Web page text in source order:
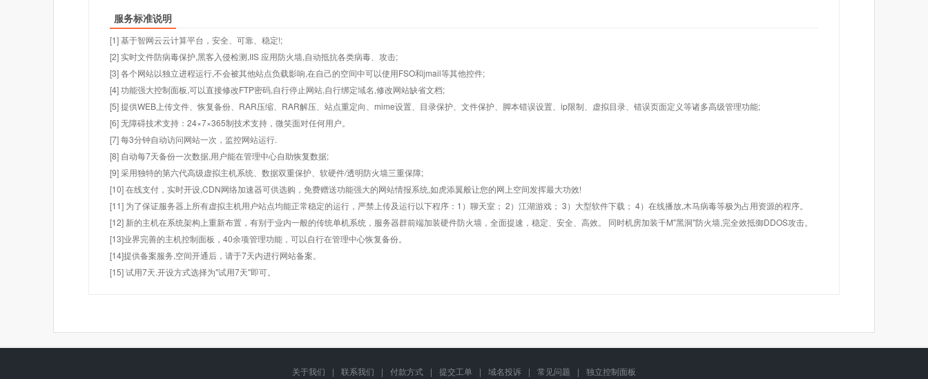
服务标准说明
[1] 基于智网云云计算平台，安全、可靠、稳定!;
[2] 实时文件防病毒保护,黑客入侵检测,IIS 应用防火墙,自动抵抗各类病毒、攻击;
[3] 各个网站以独立进程运行,不会被其他站点负载影响,在自己的空间中可以使用FSO和jmail等其他控件;
[4] 功能强大控制面板,可以直接修改FTP密码,自行停止网站,自行绑定域名,修改网站缺省文档;
[5] 提供WEB上传文件、恢复备份、RAR压缩、RAR解压、站点重定向、mime设置、目录保护、文件保护、脚本错误设置、ip限制、虚拟目录、错误页面定义等诸多高级管理功能;
[6] 无障碍技术支持：24×7×365制技术支持，微笑面对任何用户。
[7] 每3分钟自动访问网站一次，监控网站运行.
[8] 自动每7天备份一次数据,用户能在管理中心自助恢复数据;
[9] 采用独特的第六代高级虚拟主机系统、数据双重保护、软硬件/透明防火墙三重保障;
[10] 在线支付，实时开设,CDN网络加速器可供选购，免费赠送功能强大的网站情报系统,如虎添翼般让您的网上空间发挥最大功效!
[11] 为了保证服务器上所有虚拟主机用户站点均能正常稳定的运行，严禁上传及运行以下程序：1）聊天室； 2）江湖游戏； 3）大型软件下载； 4）在线播放,木马病毒等极为占用资源的程序。
[12] 新的主机在系统架构上重新布置，有别于业内一般的传统单机系统，服务器群前端加装硬件防火墙，全面提速，稳定、安全、高效。 同时机房加装千M"黑洞"防火墙,完全效抵御DDOS攻击。
[13]业界完善的主机控制面板，40余项管理功能，可以自行在管理中心恢复备份。
[14]提供备案服务,空间开通后，请于7天内进行网站备案。
[15] 试用7天.开设方式选择为"试用7天"即可。
关于我们 | 联系我们 | 付款方式 | 提交工单 | 域名投诉 | 常见问题 | 独立控制面板